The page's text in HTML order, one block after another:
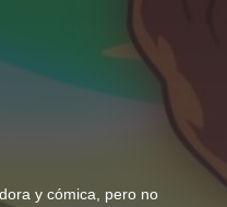
y cómica, pero no